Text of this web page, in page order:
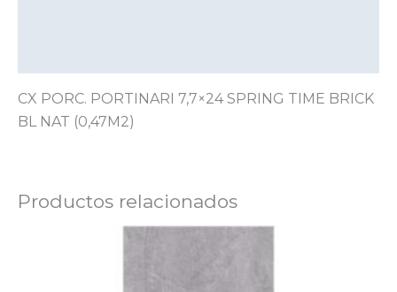
CX PORC. PORTINARI 7,7×24 SPRING TIME BRICK
BL NAT (0,47M2)
Productos relacionados